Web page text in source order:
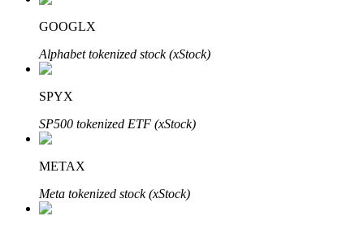
القروض
خدمة الاقتراض المدعومة بالعملات المشفرة
GOOGLX
Alphabet tokenized stock (xStock)
SPYX
SP500 tokenized ETF (xStock)
METAX
Meta tokenized stock (xStock)